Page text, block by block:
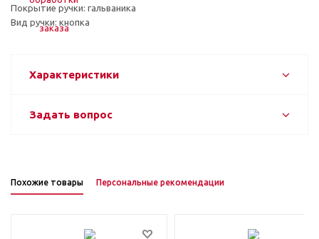
Покрытие ручки: гальваника
Вид ручки: кнопка
Характеристики
Задать вопрос
Похожие товары Персональные рекомендации